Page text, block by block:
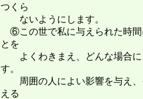
つくら
ないようにします。
⑥この世で私に与えられた時間
とを
よくわきまえ、どんな場合に
す。
周囲の人によい影響を与え、
える